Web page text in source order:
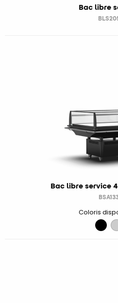
Bac libre
Bac libre service
Coloris